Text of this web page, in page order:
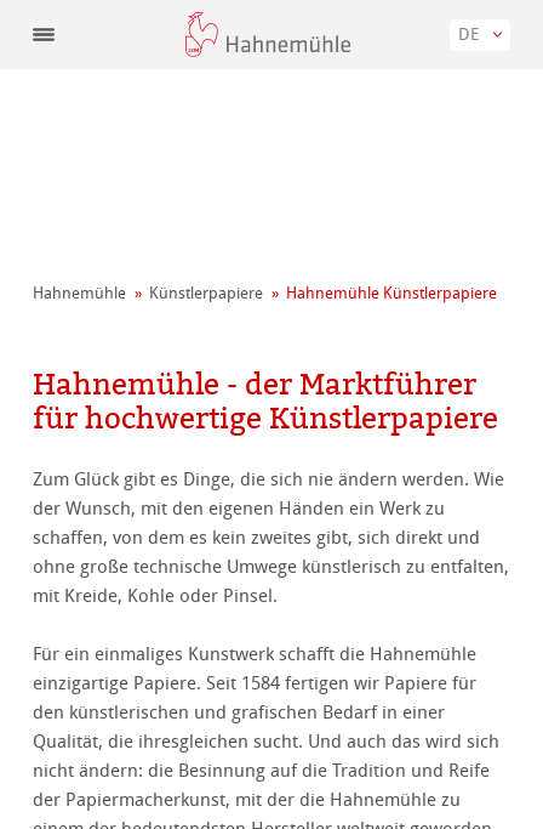
DE
Hahnemühle Künstler­papiere Hahnemühle Künstlerpapiere
Hahnemühle - der Marktführer
für hochwertige Künstlerpapiere
Zum Glück gibt es Dinge, die sich nie ändern werden. Wie
der Wunsch, mit den eigenen Händen ein Werk zu
schaffen, von dem es kein zweites gibt, sich direkt und
ohne große technische Umwege künstlerisch zu entfalten,
mit Kreide, Kohle oder Pinsel.
Für ein einmaliges Kunstwerk schafft die Hahnemühle
einzigartige Papiere. Seit 1584 fertigen wir Papiere für
den künstlerischen und grafischen Bedarf in einer
Qualität, die ihresgleichen sucht. Und auch das wird sich
nicht ändern: die Besinnung auf die Tradition und Reife
der Papiermacherkunst, mit der die Hahnemühle zu